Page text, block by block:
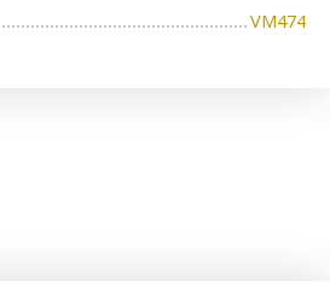
VM474